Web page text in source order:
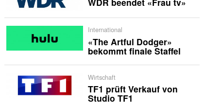
International
«The Artful Dodger»
bekommt finale Staffel
Wirtschaft
TF1 prüft Verkauf von
Studio TF1